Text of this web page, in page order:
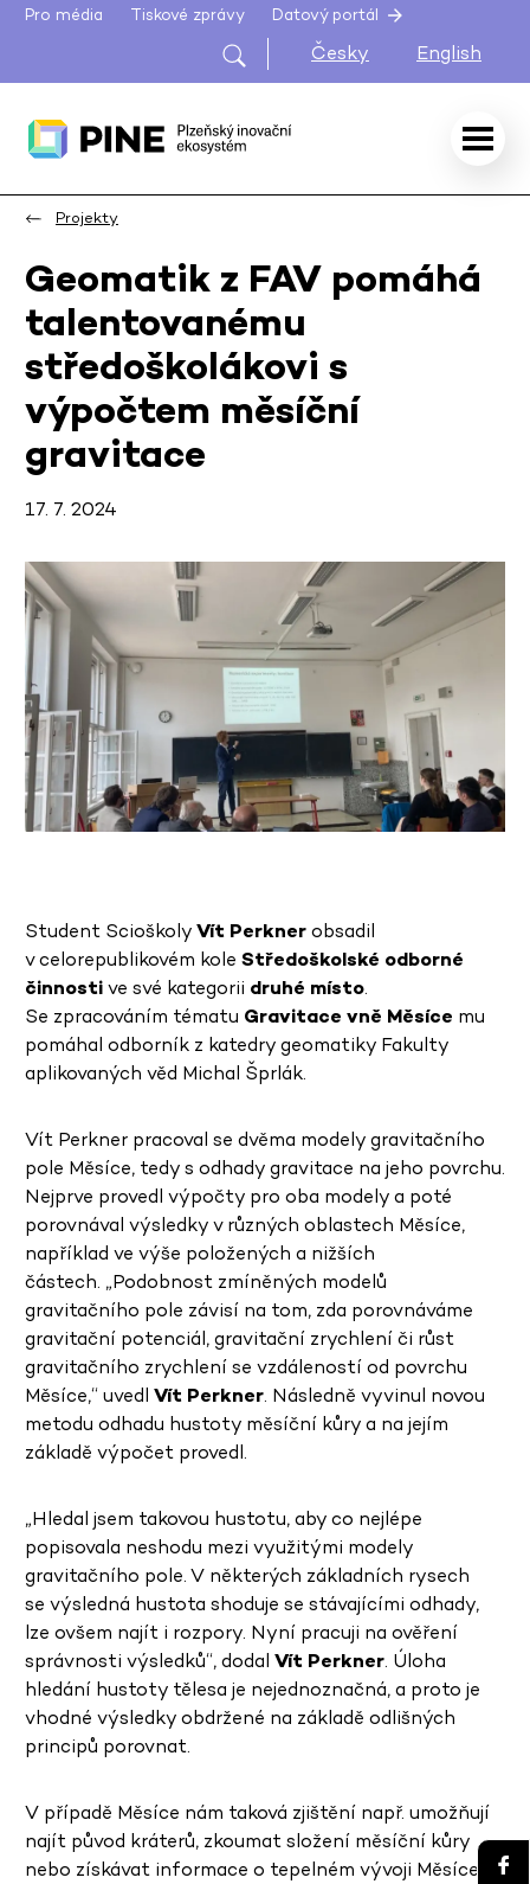
Pro média Tiskové zprávy Datový portál
Česky English
Projekty
Geomatik z FAV pomáhá
talentovanému
středoškolákovi s
výpočtem měsíční
gravitace
17. 7. 2024
Student ScioškolyVít Perknerobsadil
v celorepublikovém kole Středoškolské odborné
činnostive své kategorii druhé místo.
Se zpracováním tématu Gravitace vně Měsíce mu
pomáhal odborník z katedry geomatiky Fakulty
aplikovaných věd Michal Šprlák.
Vít Perkner pracoval se dvěma modely gravitačního
pole Měsíce, tedy s odhady gravitace na jeho povrchu.
Nejprve provedl výpočty pro oba modely a poté
porovnával výsledky v různých oblastech Měsíce,
například ve výše položených a nižších
částech. „Podobnost zmíněných modelů
gravitačního pole závisí na tom, zda porovnáváme
gravitační potenciál, gravitační zrychlení či růst
gravitačního zrychlení se vzdáleností od povrchu
Měsíce,“ uvedl Vít Perkner. Následně vyvinul novou
metodu odhadu hustoty měsíční kůry a na jejím
základě výpočet provedl.
„Hledal jsem takovou hustotu, aby co nejlépe
popisovala neshodu mezi využitými modely
gravitačního pole. V některých základních rysech
se výsledná hustota shoduje se stávajícími odhady,
lze ovšem najít i rozpory. Nyní pracuji na ověření
správnosti výsledků“,dodal Vít Perkner. Úloha
hledání hustoty tělesa je nejednoznačná, a proto je
vhodné výsledky obdržené na základě odlišných
principů porovnat.
V případě Měsíce nám taková zjištění např. umožňují
najít původ kráterů, zkoumat složení měsíční kůry
nebo získávat informace o tepelném vývoji Měsíce či